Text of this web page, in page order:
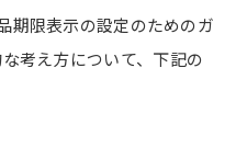
期限表示の設定のためのガ
考え方について、下記の